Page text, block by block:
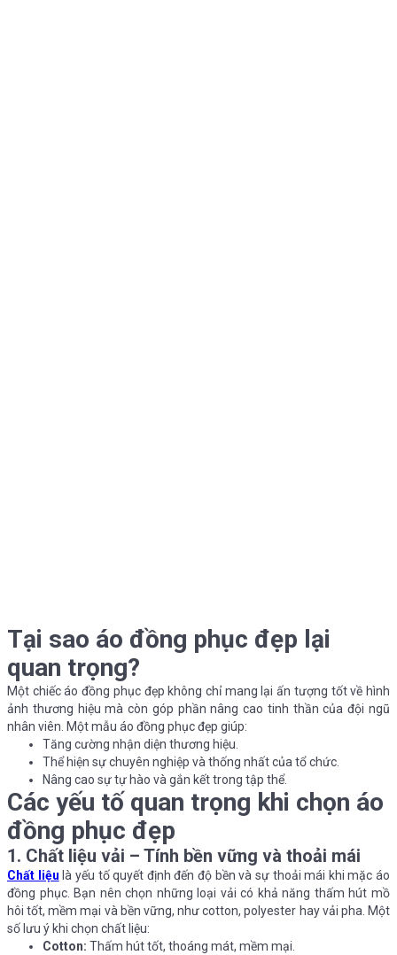
Tại sao áo đồng phục đẹp lại
quan trọng?
Một chiếc áo đồng phục đẹp không chỉ mang lại ấn tượng tốt về hình
ảnh thương hiệu mà còn góp phần nâng cao tinh thần của đội ngũ
nhân viên. Một mẫu áo đồng phục đẹp giúp:
Tăng cường nhận diện thương hiệu.
Thể hiện sự chuyên nghiệp và thống nhất của tổ chức.
Nâng cao sự tự hào và gắn kết trong tập thể.
Các yếu tố quan trọng khi chọn áo
đồng phục đẹp
1. Chất liệu vải – Tính bền vững và thoải mái
Chất liệu là yếu tố quyết định đến độ bền và sự thoải mái khi mặc áo
đồng phục. Bạn nên chọn những loại vải có khả năng thấm hút mồ
hôi tốt, mềm mại và bền vững, như cotton, polyester hay vải pha. Một
số lưu ý khi chọn chất liệu:
Cotton: Thấm hút tốt, thoáng mát, mềm mại.